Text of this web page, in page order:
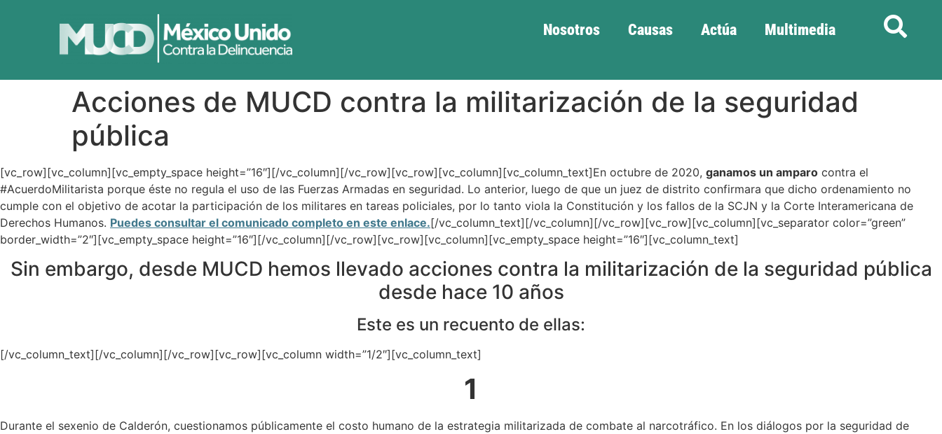
Nosotros Causas Actúa Multimedia
Acciones de MUCD contra la militarización de la seguridad
pública
[vc_row][vc_column][vc_empty_space height=”16″][/vc_column][/vc_row][vc_row][vc_column][vc_column_text]En octubre de 2020, ganamos un amparo contra el
#AcuerdoMilitarista porque éste no regula el uso de las Fuerzas Armadas en seguridad. Lo anterior, luego de que un juez de distrito confirmara que dicho ordenamiento no
cumple con el objetivo de acotar la participación de los militares en tareas policiales, por lo tanto viola la Constitución y los fallos de la SCJN y la Corte Interamericana de
Derechos Humanos. Puedes consultar el comunicado completo en este enlace.[/vc_column_text][/vc_column][/vc_row][vc_row][vc_column][vc_separator color=”green”
border_width=”2″][vc_empty_space height=”16″][/vc_column][/vc_row][vc_row][vc_column][vc_empty_space height=”16″][vc_column_text]
Sin embargo, desde MUCD hemos llevado acciones contra la militarización de la seguridad pública
desde hace 10 años
Este es un recuento de ellas:
[/vc_column_text][/vc_column][/vc_row][vc_row][vc_column width=”1/2″][vc_column_text]
1
Durante el sexenio de Calderón, cuestionamos públicamente el costo humano de la estrategia militarizada de combate al narcotráfico. En los diálogos por la seguridad de